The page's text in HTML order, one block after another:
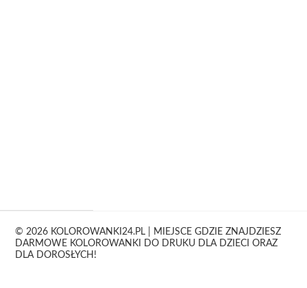
© 2026 KOLOROWANKI24.PL | MIEJSCE GDZIE ZNAJDZIESZ
DARMOWE KOLOROWANKI DO DRUKU DLA DZIECI ORAZ
DLA DOROSŁYCH!